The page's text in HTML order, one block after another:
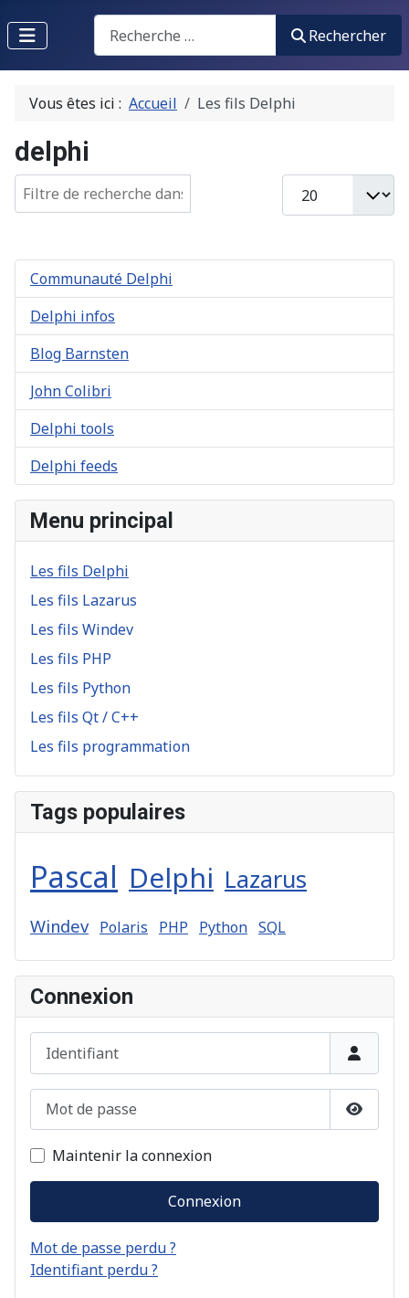
Recherche
Rechercher
Vous êtes ici : Accueil Les fils Delphi
delphi
Champ de filtre
Communauté Delphi
Delphi infos
Blog Barnsten
John Colibri
Delphi tools
Delphi feeds
Menu principal
Les fils Delphi
Les fils Lazarus
Les fils Windev
Les fils PHP
Les fils Python
Les fils Qt / C++
Les fils programmation
Tags populaires
Pascal Delphi Lazarus
Windev Polaris PHP Python SQL
Connexion
Identifiant
Mot de passe
Maintenir la connexion
Connexion
Mot de passe perdu ?
Identifiant perdu ?